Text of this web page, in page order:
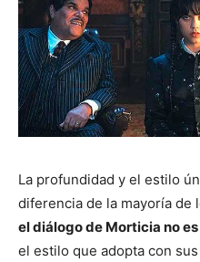
La profundidad y el estilo
diferencia de la mayoría de
el diálogo de Morticia no
el estilo que adopta con